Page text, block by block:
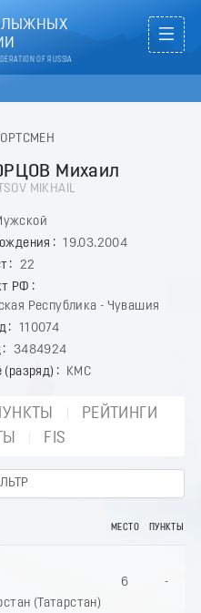
ЛЫЖНЫХ
OF RUSSIA
Михаил
MIKHAIL
19.03.2004
22
РФ
Республика - Чувашия
110074
3484924
(разряд)
КМС
РЕЙТИНГИ
FIS
МЕСТО ПУНКТЫ
(Татарстан)
6 -